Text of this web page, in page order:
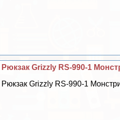
Рюкзак Grizzly RS-990-1
Рюкзак Grizzly RS-990-1